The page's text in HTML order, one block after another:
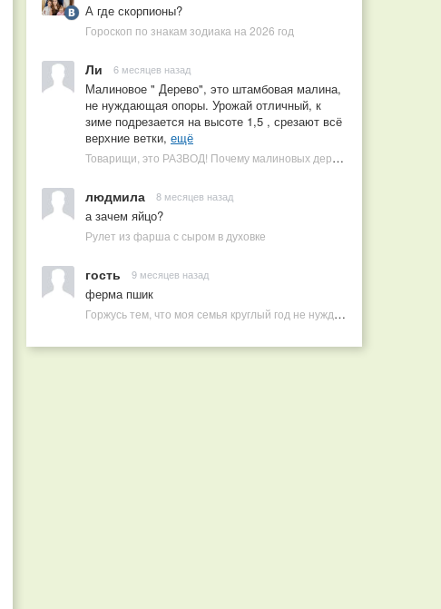
А где скорпионы?
Гороскоп по знакам зодиака на 2026 год
Ли 6 месяцев назад
Малиновое " Дерево", это штамбовая малина,
не нуждающая опоры. Урожай отличный, к
зиме подрезается на высоте 1,5 , срезают всё
верхние ветки, ещё
Товарищи, это РАЗВОД! Почему малиновых деревьев не бывает, или Как ушлые продавцы наживаются на мечтах садоводов
людмила 8 месяцев назад
а зачем яйцо?
Рулет из фарша с сыром в духовке
гость 9 месяцев назад
ферма пшик
Горжусь тем, что моя семья круглый год не нуждается в покупных витаминах